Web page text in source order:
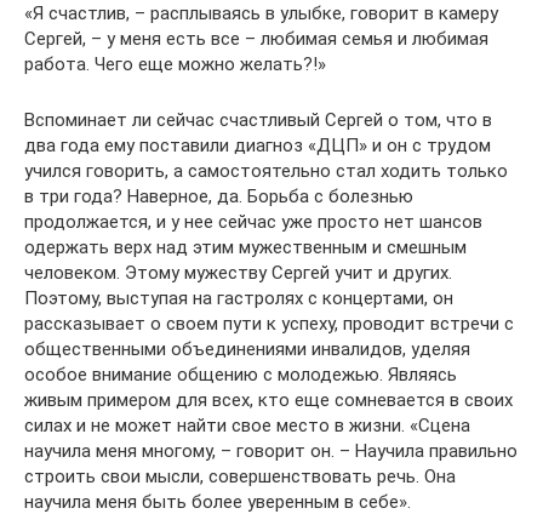
«Я счастлив, – расплываясь в улыбке, говорит в камеру
Сергей, – у меня есть все – любимая семья и любимая
работа. Чего еще можно желать?!»
Вспоминает ли сейчас счастливый Сергей о том, что в
два года ему поставили диагноз «ДЦП» и он с трудом
учился говорить, а самостоятельно стал ходить только
в три года? Наверное, да. Борьба с болезнью
продолжается, и у нее сейчас уже просто нет шансов
одержать верх над этим мужественным и смешным
человеком. Этому мужеству Сергей учит и других.
Поэтому, выступая на гастролях с концертами, он
рассказывает о своем пути к успеху, проводит встречи с
общественными объединениями инвалидов, уделяя
особое внимание общению с молодежью. Являясь
живым примером для всех, кто еще сомневается в своих
силах и не может найти свое место в жизни. «Сцена
научила меня многому, – говорит он. – Научила правильно
строить свои мысли, совершенствовать речь. Она
научила меня быть более уверенным в себе».